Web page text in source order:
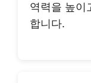
역력을 높이
합니다.